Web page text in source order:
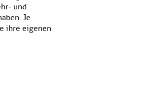
und
Je
ihre eigenen